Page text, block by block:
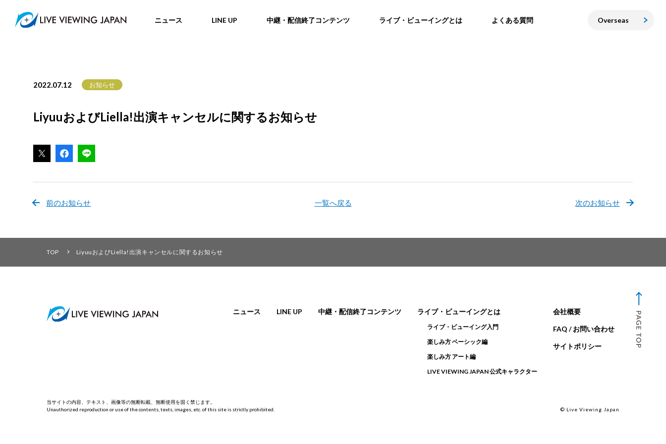
ニュース LINE UP 中継・配信終了コンテンツ ライブ・ビューイングとは よくある質問 Overseas
2022.07.12 お知らせ
LiyuuおよびLiella!出演キャンセルに関するお知らせ
前のお知らせ 一覧へ戻る 次のお知らせ
TOP LiyuuおよびLiella!出演キャンセルに関するお知らせ
ニュース LINE UP 中継・配信終了コンテンツ ライブ・ビューイングとは
ライブ・ビューイング入門
楽しみ方 ベーシック編
楽しみ方 アート編
LIVE VIEWING JAPAN 公式キャラクター
会社概要
FAQ / お問い合わせ
サイトポリシー
当サイトの内容、テキスト、画像等の無断転載、無断使用を固く禁じます。
Unauthorized reproduction or use of the contents, texts, images, etc. of this site is strictly prohibited.
© Live Viewing Japan